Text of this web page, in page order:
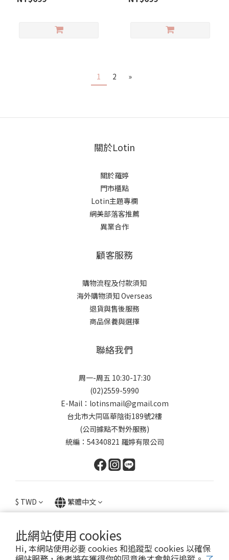
此網站使用 cookies
Hi, 本網站使用必要 cookies 和追蹤型 cookies 以確保
1 2 »
關於Lotin
關於羅婷
門市櫃點
Lotin主題專欄
網美部落客推薦
異業合作
顧客服務
購物流程及付款須知
海外購物須知 Overseas
退貨與售後服務
商品保養與選擇
聯絡我們
周一-周五 10:30-17:30
(02)2559-5990
E-Mail：lotinsmail@gmail.com
台北市大同區華陰街189號2樓
(公司據點不對外服務)
統編：54340821 羅婷有限公司
$ TWD 繁體中文
提醒您，我們不會以電話或簡訊方式通知變更付款方式。